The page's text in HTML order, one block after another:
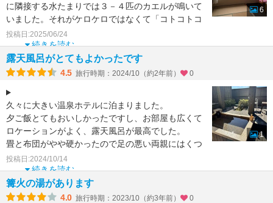
に隣接する水たまりでは３－４匹のカエルが鳴いて
いました。それがケロケロではなくて「コトコトコ
ト・・・」と鳴く
続きを読む
投稿日:2025/06/24
6
露天風呂がとてもよかったです
4.5 旅行時期：2024/10（約2年前） 0
久々に大きい温泉ホテルに泊まりました。
夕ご飯とてもおいしかったですし、お部屋も広くて
ロケーションがよく、露天風呂が最高でした。
畳と布団がやや硬かったので足の悪い両親にはくつ
ろげる部屋ではなかっ
続きを読む
投稿日:2024/10/14
1
篝火の湯があります
4.0 旅行時期：2023/10（約3年前） 0